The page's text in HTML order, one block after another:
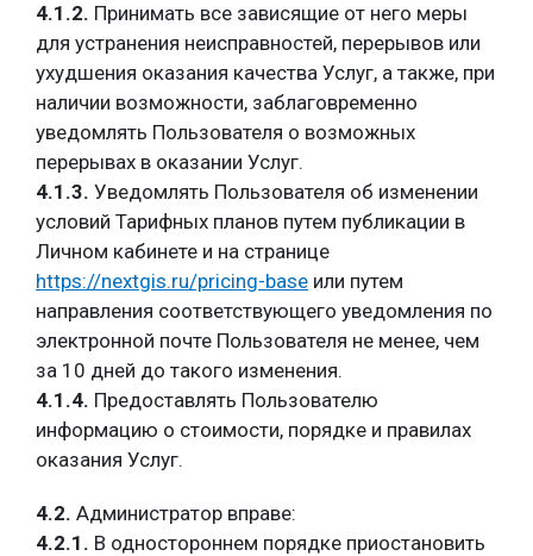
4.1.2. Принимать все зависящие от него меры
для устранения неисправностей, перерывов или
ухудшения оказания качества Услуг, а также, при
наличии возможности, заблаговременно
уведомлять Пользователя о возможных
перерывах в оказании Услуг.
4.1.3. Уведомлять Пользователя об изменении
условий Тарифных планов путем публикации в
Личном кабинете и на странице
https://nextgis.ru/pricing-base или путем
направления соответствующего уведомления по
электронной почте Пользователя не менее, чем
за 10 дней до такого изменения.
4.1.4. Предоставлять Пользователю
информацию о стоимости, порядке и правилах
оказания Услуг.
4.2. Администратор вправе:
4.2.1. В одностороннем порядке приостановить